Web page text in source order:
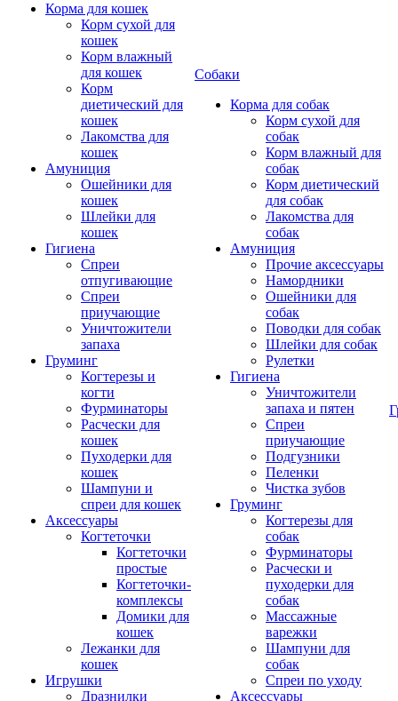
Корма для кошек
Корм сухой для
кошек
Корм влажный
для кошек
Корм
диетический для
кошек
Лакомства для
кошек
Амуниция
Ошейники для
кошек
Шлейки для
кошек
Гигиена
Спреи
отпугивающие
Спреи
приучающие
Уничтожители
запаха
Груминг
Когтерезы и
когти
Фурминаторы
Расчески для
кошек
Пуходерки для
кошек
Шампуни и
спреи для кошек
Аксессуары
Когтеточки
Когтеточки
простые
Когтеточки-
комплексы
Домики для
кошек
Лежанки для
кошек
Игрушки
Дразнилки
Собаки
Корма для собак
Корм сухой для
собак
Корм влажный для
собак
Корм диетический
для собак
Лакомства для
собак
Амуниция
Прочие аксессуары
Намордники
Ошейники для
собак
Поводки для собак
Шлейки для собак
Рулетки
Гигиена
Уничтожители
запаха и пятен
Спреи
приучающие
Подгузники
Пеленки
Чистка зубов
Груминг
Когтерезы для
собак
Фурминаторы
Расчески и
пуходерки для
собак
Массажные
варежки
Шампуни для
собак
Спреи по уходу
Аксессуары